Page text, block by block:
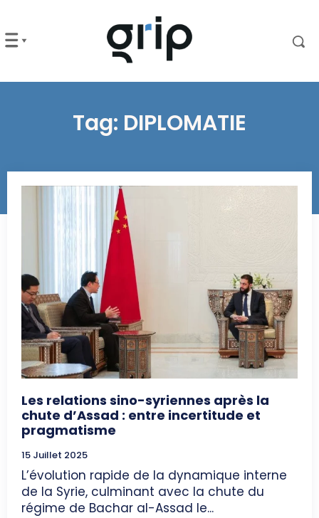
Tag: DIPLOMATIE
Les relations sino-syriennes après la
chute d’Assad : entre incertitude et
pragmatisme
15 Juillet 2025
L’évolution rapide de la dynamique interne
de la Syrie, culminant avec la chute du
régime de Bachar al-Assad le...